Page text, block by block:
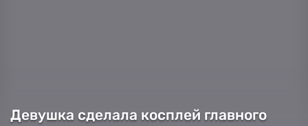
Девушка сделала косплей главного